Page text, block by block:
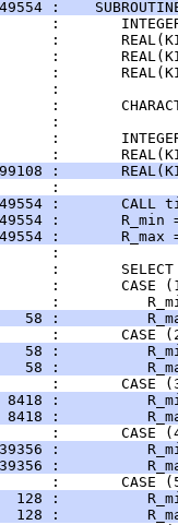
:
:
:
:
:
:
:
:
:
:
:
:
:       CALL
:       R_min
:       R_max
:
:       SELECT
:       CASE
:
58 :
:       CASE
58 :
58 :
:       CASE
8418 :
8418 :
:       CASE
:
:
:       CASE
128 :
128 :